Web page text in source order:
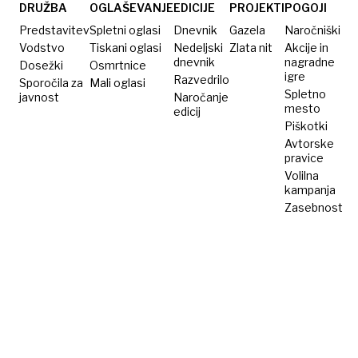
Zupanc
brez
zadostne
podpore
DRUŽBA
Predstavitev
Vodstvo
Dosežki
Sporočila za
javnost
OGLAŠEVANJE
Spletni oglasi
Tiskani oglasi
Osmrtnice
Mali oglasi
EDICIJE
Dnevnik
Nedeljski
dnevnik
Razvedrilo
Naročanje
edicij
PROJEKTI
Gazela
Zlata nit
POGOJI
Naročniški
Akcije in
nagradne
igre
Spletno
mesto
Piškotki
Avtorske
pravice
Volilna
kampanja
Zasebnost